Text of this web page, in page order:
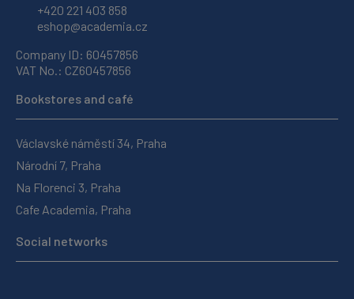
+420 221 403 858
eshop@academia.cz
Company ID: 60457856
VAT No.: CZ60457856
Bookstores and café
Václavské náměstí 34, Praha
Národní 7, Praha
Na Florenci 3, Praha
Cafe Academia, Praha
Social networks